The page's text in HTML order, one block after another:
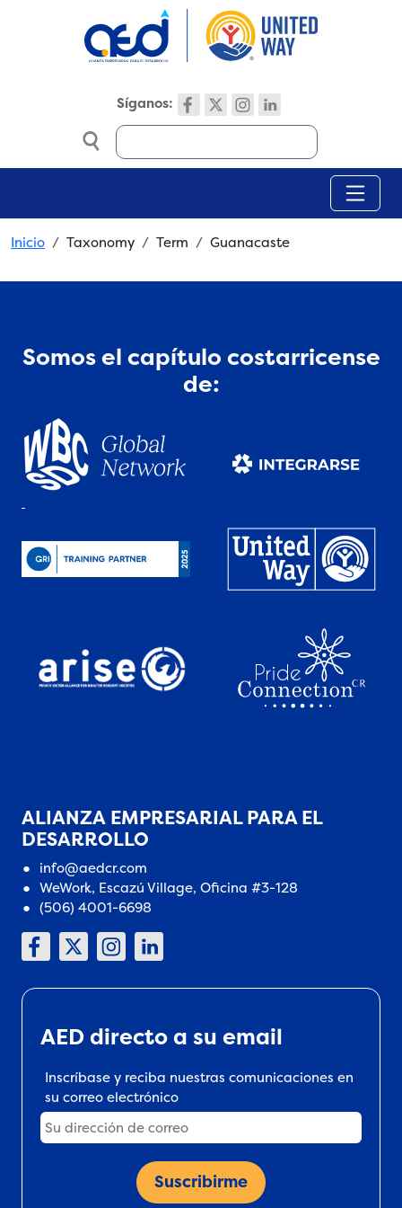
Síganos:
Search
Breadcrumb
Inicio Taxonomy Term Guanacaste
Somos el capítulo costarricense
de:
ALIANZA EMPRESARIAL PARA EL
DESARROLLO
info@aedcr.com
WeWork, Escazú Village, Oficina #3-128
(506) 4001-6698
AED directo a su email
Inscríbase y reciba nuestras comunicaciones en
su correo electrónico